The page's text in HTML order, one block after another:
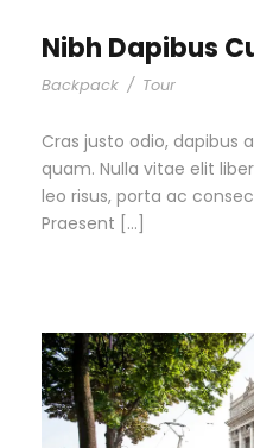
Nibh Dapibus
Backpack / Tour
Cras justo odio, dapibus
quam. Nulla vitae elit
leo risus, porta ac
Praesent […]